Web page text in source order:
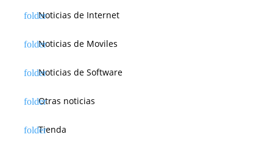
Noticias de Internet
Noticias de Moviles
Noticias de Software
Otras noticias
Tienda